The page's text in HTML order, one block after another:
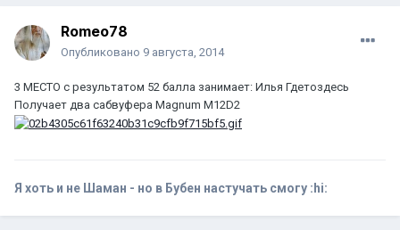
Romeo78
Опубликовано 9 августа, 2014
3 МЕСТО с результатом 52 балла занимает: Илья Гдетоздесь
Получает два сабвуфера Magnum M12D2
Я хоть и не Шаман - но в Бубен настучать смогу :hi: